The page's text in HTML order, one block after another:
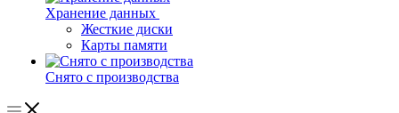
Хранение данных
Жесткие диски
Карты памяти
Снято с производства